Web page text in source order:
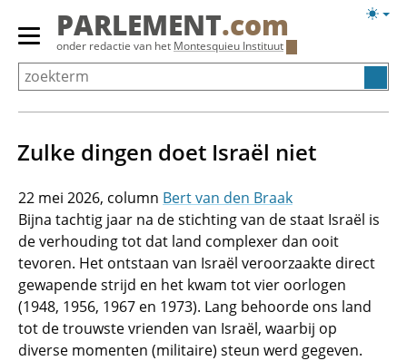
Overslaan
Primair
menu
tonen/verbergen
PARLEMENT.com
onder redactie van het Montesquieu Instituut
Zulke dingen doet Israël niet
22 mei 2026
Bert van den Braak
Bijna tachtig jaar na de stichting van de staat Israël is
de verhouding tot dat land complexer dan ooit
tevoren. Het ontstaan van Israël veroorzaakte direct
gewapende strijd en het kwam tot vier oorlogen
(1948, 1956, 1967 en 1973). Lang behoorde ons land
tot de trouwste vrienden van Israël, waarbij op
diverse momenten (militaire) steun werd gegeven.